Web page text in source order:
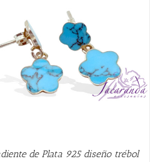
de Plata 925 diseño trébol